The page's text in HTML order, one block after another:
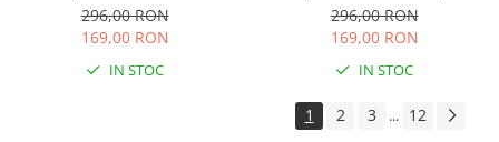
296,00 RON
169,00 RON
IN STOC
296,00 RON
169,00 RON
IN STOC
1 2 3 ... 12